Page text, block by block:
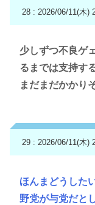
28 : 2026/06/11(木)
少しずつ不良ゲ
るまでは支持す
まだまだかかり
29 : 2026/06/11(木)
ほんまどうした
野党が与党だと